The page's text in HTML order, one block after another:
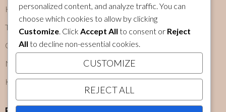
Hjem
Tjenester
Om oss
Nyheter
Kontakt
personalized content, and analyze traffic. You can
choose which cookies to allow by clicking
Customize . Click Accept All to consent or Reject
All to decline non-essential cookies.
CUSTOMIZE
REJECT ALL